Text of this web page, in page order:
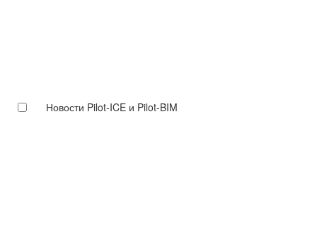
Новости Pilot-ICE и Pilot-BIM